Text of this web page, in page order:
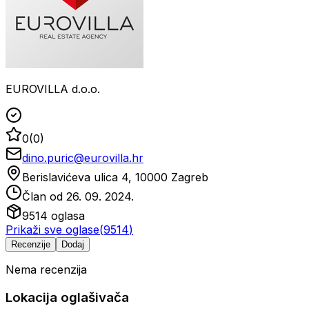
EUROVILLA d.o.o.
0(0)
dino.puric@eurovilla.hr
Berislavićeva ulica 4, 10000 Zagreb
Član od 26. 09. 2024.
9514 oglasa
Prikaži sve oglase(9514)
Recenzije Dodaj
Nema recenzija
Lokacija oglašivača